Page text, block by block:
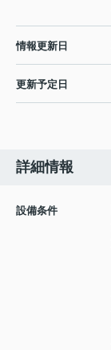
情報更新日
更新予定日
詳細情報
設備条件